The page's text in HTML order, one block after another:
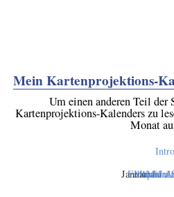
Mein Kartenprojektions-
Um einen anderen Teil der
Kartenprojektions-Kalenders zu
Monat
Intro
Januar
Februar
März
April
Mai
Juni
Juli